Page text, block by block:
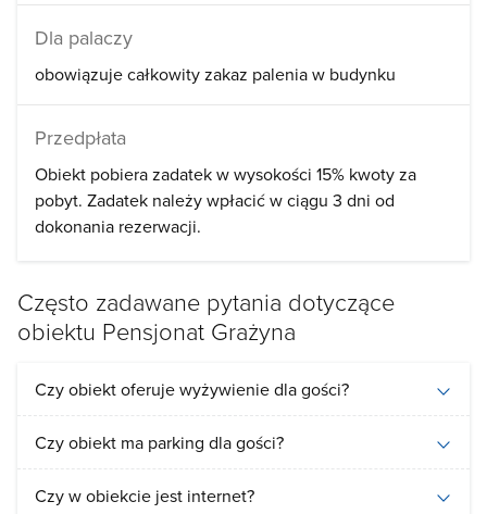
Dla palaczy
obowiązuje całkowity zakaz palenia w budynku
Przedpłata
Obiekt pobiera zadatek w wysokości 15% kwoty za
pobyt. Zadatek należy wpłacić w ciągu 3 dni od
dokonania rezerwacji.
Często zadawane pytania dotyczące
obiektu Pensjonat Grażyna
Czy obiekt oferuje wyżywienie dla gości?
Czy obiekt ma parking dla gości?
Czy w obiekcie jest internet?